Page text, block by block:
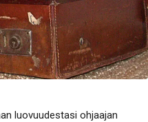
luovuudestasi ohjaajan